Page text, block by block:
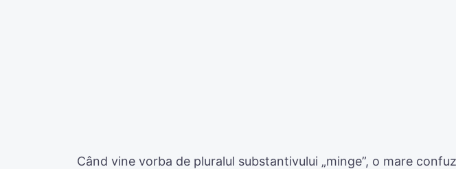
Când vine vorba de pluralul substantivului „minge”, o mare